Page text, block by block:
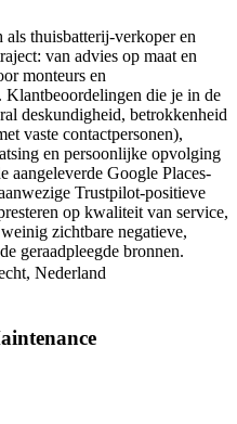
thuisbatterij-verkoper en
van advies op maat en
monteurs en
Klantbeoordelingen die je in de
deskundigheid, betrokkenheid
vaste contactpersonen),
en persoonlijke opvolging
aangeleverde Google Places-
Trustpilot-positieve
op kwaliteit van service,
zichtbare negatieve,
geraadpleegde bronnen.
Nederland